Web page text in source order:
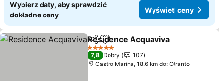
Wybierz daty, aby sprawdzić
dokładne ceny
Wyświetl ceny
Udostępnij
Dodaj do ulubionych
Residence Acquaviva
5 Kategoria
7,8 Dobry
107
Castro Marina, 18.6 km do: Otranto